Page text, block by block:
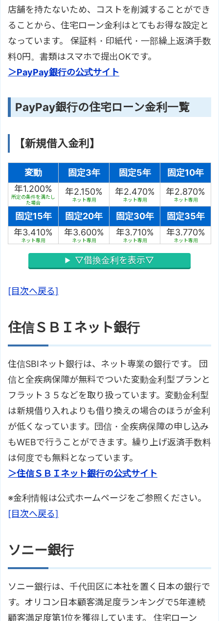
店舗を持たないため、コストを削減することができ
ることから、住宅ローン金利はとてもお得な設定と
なっています。 保証料・印紙代・一部繰上返済手数
料0円。書類はスマホで提出OKです。
＞PayPay銀行の公式サイト
PayPay銀行の住宅ローン金利一覧
【新規借入金利】
変動 固定3年 固定5年
固定10年
年1.200%
所定の条件を満たし
た場合
年2.150%
ネット専用
年2.470%
ネット専用
年2.870%
ネット専用
固定15年 固定20年 固定30年
固定35年
年3.410%
ネット専用
年3.600%
ネット専用
年3.710%
ネット専用
年3.770%
ネット専用
▽借換金利を表示▽
[目次へ戻る]
住信ＳＢＩネット銀行
住信SBIネット銀行は、ネット専業の銀行です。 団
信と全疾病保障が無料でついた変動金利型プランと
フラット３５などを取り扱っています。変動金利型
は新規借り入れよりも借り換えの場合のほうが金利
が低くなっています。団信・全疾病保障の申し込み
もWEBで行うことができます。繰り上げ返済手数料
は何度でも無料となっています。
＞住信ＳＢＩネット銀行の公式サイト
※金利情報は公式ホームページをご参照ください。
[目次へ戻る]
ソニー銀行
ソニー銀行は、千代田区に本社を置く日本の銀行で
す。オリコン日本顧客満足度ランキングで5年連続
顧客満足度第1位を獲得しています。 住宅ローン